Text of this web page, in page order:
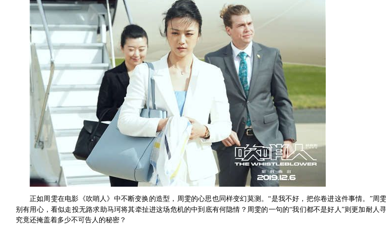
正如周雯在电影《吹哨人》中不断变换的造型，周雯的心思也同样变幻莫测。“是我不好，把你卷进这件事情。”周
别有用心，看似走投无路求助马珂将其牵扯进这场危机的中到底有何隐情？周雯的一句的“我们都不是好人”则更加耐人
究竟还掩盖着多少不可告人的秘密？